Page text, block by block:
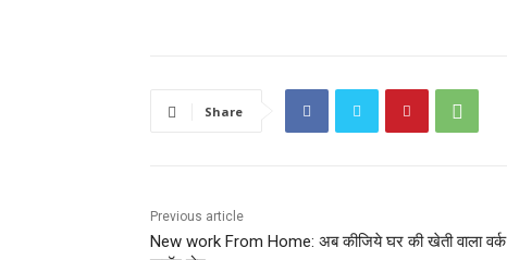
Share
Previous article
New work From Home: अब कीजिये घर की खेती वाला वर्क